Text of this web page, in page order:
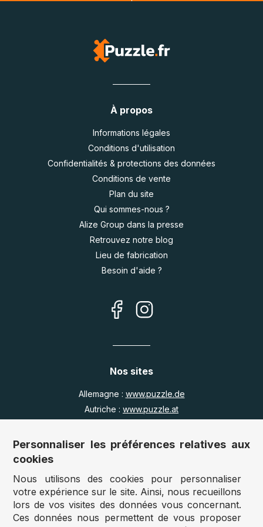
À propos
Informations légales
Conditions d'utilisation
Confidentialités & protections des données
Conditions de vente
Plan du site
Qui sommes-nous ?
Alize Group dans la presse
Retrouvez notre blog
Lieu de fabrication
Besoin d'aide ?
Nos sites
Allemagne : www.puzzle.de
Autriche : www.puzzle.at
Royaume Uni :
www.jigsawpuzzle.co.uk
Accès revendeurs / détaillants
Vous avez un magasin ?
Vous souhaitez accéder à nos prix revendeurs ?
Personnaliser les préférences relatives aux
cookies
Nous utilisons des cookies pour personnaliser
votre expérience sur le site. Ainsi, nous recueillons
lors de vos visites des données vous concernant.
Ces données nous permettent de vous proposer